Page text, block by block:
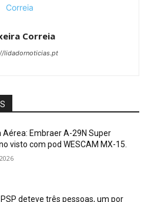
Correia
lidadornoticias.pt
Aérea: Embraer A-29N Super
visto com pod WESCAM MX-15.
PSP deteve três pessoas, um por